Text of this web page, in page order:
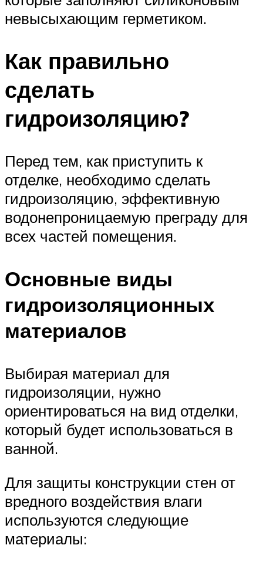
невысыхающим герметиком.
Как правильно
сделать
гидроизоляцию?
Перед тем, как приступить к
отделке, необходимо сделать
гидроизоляцию, эффективную
водонепроницаемую преграду для
всех частей помещения.
Основные виды
гидроизоляционных
материалов
Выбирая материал для
гидроизоляции, нужно
ориентироваться на вид отделки,
который будет использоваться в
ванной.
Для защиты конструкции стен от
вредного воздействия влаги
используются следующие
материалы: